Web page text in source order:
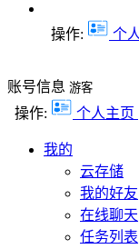
操作: 个
账号信息 游客
操作: 个人主页
我的
云存储
我的好友
在线聊天
任务列表